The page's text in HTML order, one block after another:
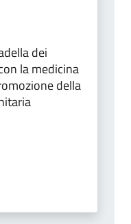
dei
la medicina
della